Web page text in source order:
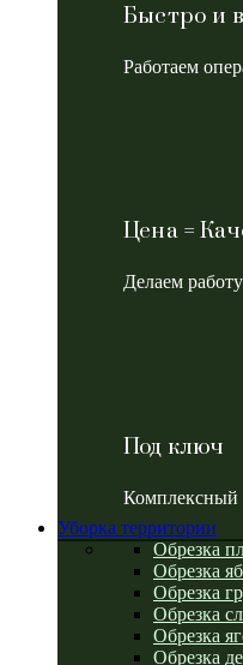
Быстро и
Работаем
Цена =
Делаем
Под ключ
Комплексный
Уборка территории
Обрезка
Обрезка
Обрезка
Обрезка
Обрезка
Обрезка